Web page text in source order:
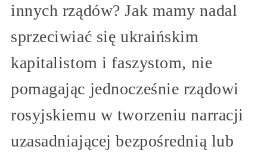
innych rządów? Jak mamy nadal
sprzeciwiać się ukraińskim
kapitalistom i faszystom, nie
pomagając jednocześnie rządowi
rosyjskiemu w tworzeniu narracji
uzasadniającej bezpośrednią lub